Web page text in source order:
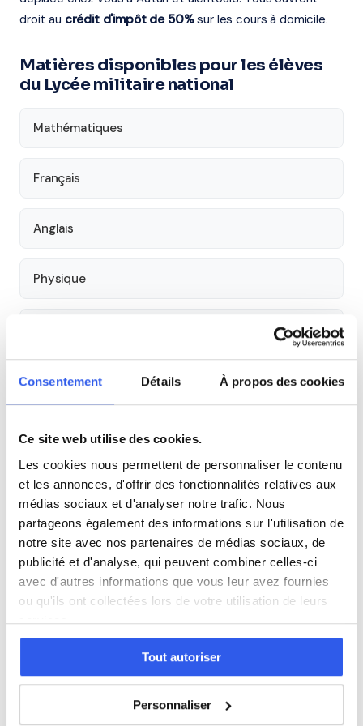
Consentement Détails À propos des cookies
Ce site web utilise des cookies.
Les cookies nous permettent de personnaliser le contenu
et les annonces, d'offrir des fonctionnalités relatives aux
médias sociaux et d'analyser notre trafic. Nous
partageons également des informations sur l'utilisation de
notre site avec nos partenaires de médias sociaux, de
publicité et d'analyse, qui peuvent combiner celles-ci
avec d'autres informations que vous leur avez fournies
ou qu'ils ont collectées lors de votre utilisation de leurs
services.
Tout autoriser
Personnaliser
droit au crédit d'impôt de 50%sur les cours à domicile.
Matières disponibles pour les élèves
du Lycée militaire national
Mathématiques
Français
Anglais
Physique
Philosophie
Économie
Espagnol
Allemand
Cours par niveau
Études supérieures